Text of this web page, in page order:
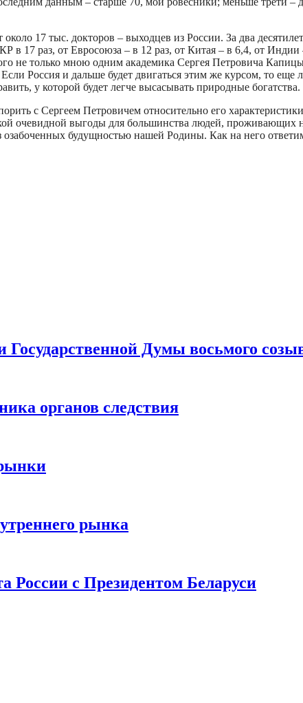
17 тыс. докторов – выходцев из России. За два
17 раз, от Евросоюза – в 12 раз, от Китая – в 6,4, от Индии
не только мною одним академика Сергея Петровича
Россия и дальше будет двигаться этим же курсом, то еще
у которой будет легче высасывать природные
с Сергеем Петровичем относительно его
очевидной выгоды для большинства людей, проживающих
озабоченных будущностью нашей Родины. Как на него
Государственной Думы восьмого
органов следствия
рынка
России с Президентом Беларуси